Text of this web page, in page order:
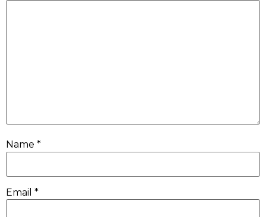
Name *
Email *